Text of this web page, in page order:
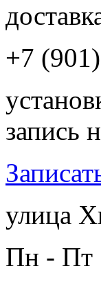
+7
запись
улица
Пн - Пт